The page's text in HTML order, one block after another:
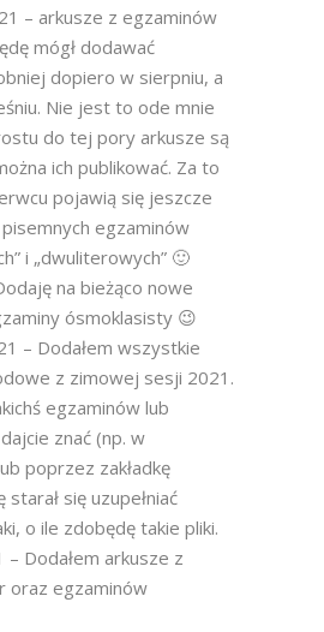
– arkusze z egzaminów
mógł dodawać
dopiero w sierpniu, a
Nie jest to ode mnie
do tej pory arkusze są
ich publikować. Za to
pojawią się jeszcze
egzaminów
i „dwuliterowych” 🙂
na bieżąco nowe
ósmoklasisty 😉
– Dodałem wszystkie
z zimowej sesji 2021.
egzaminów lub
znać (np. w
poprzez zakładkę
się uzupełniać
o ile zdobędę takie pliki.
Dodałem arkusze z
oraz egzaminów